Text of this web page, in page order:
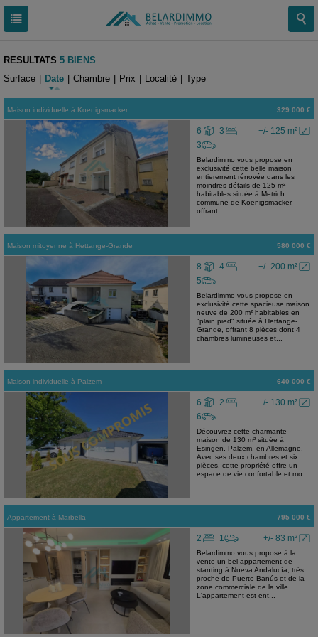
RESULTATS 5 BIENS
Surface
Date Chambre Prix Localité Type
Maison individuelle à Koenigsmacker 329 000 €
+/- 125 m²
6
3
3
Belardimmo vous propose en
exclusivité cette belle maison
entierement rénovée dans les
moindres détails de 125 m²
habitables située à Metrich
commune de Koenigsmacker,
offrant ...
Maison mitoyenne à Hettange-Grande 580 000 €
+/- 200 m²
8
4
5
Belardimmo vous propose en
exclusivité cette spacieuse maison
neuve de 200 m² habitables en
"plain pied" située à Hettange-
Grande, offrant 8 pièces dont 4
chambres lumineuses et...
Maison individuelle à Palzem 640 000 €
+/- 130 m²
6
2
6
Découvrez cette charmante
maison de 130 m² située à
Esingen, Palzem, en Allemagne.
Avec ses deux chambres et six
pièces, cette propriété offre un
espace de vie confortable et mo...
Appartement à Marbella 795 000 €
+/- 83 m²
2 1
Belardimmo vous propose à la
vente un bel appartement de
stanting à Nueva Andalucía, très
proche de Puerto Banús et de la
zone commerciale de la ville.
L'appartement est ent...